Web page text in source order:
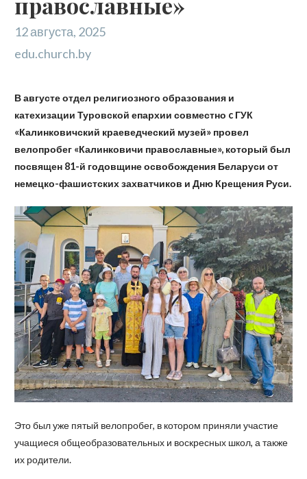
12 августа, 2025
edu.church.by
В августе отдел религиозного образования и
катехизации Туровской епархии совместно c ГУК
«Калинковичский краеведческий музей» провел
велопробег «Калинковичи православные», который был
посвящен 81-й годовщине освобождения Беларуси от
немецко-фашистских захватчиков и Дню Крещения Руси.
Это был уже пятый велопробег, в котором приняли участие
учащиеся общеобразовательных и воскресных школ, а также
их родители.